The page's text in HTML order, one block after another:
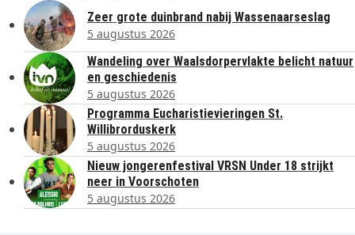
Zeer grote duinbrand nabij Wassenaarseslag
5 augustus 2026
Wandeling over Waalsdorpervlakte belicht natuur
en geschiedenis
5 augustus 2026
Programma Eucharistievieringen St.
Willibrorduskerk
5 augustus 2026
Nieuw jongerenfestival VRSN Under 18 strijkt
neer in Voorschoten
5 augustus 2026